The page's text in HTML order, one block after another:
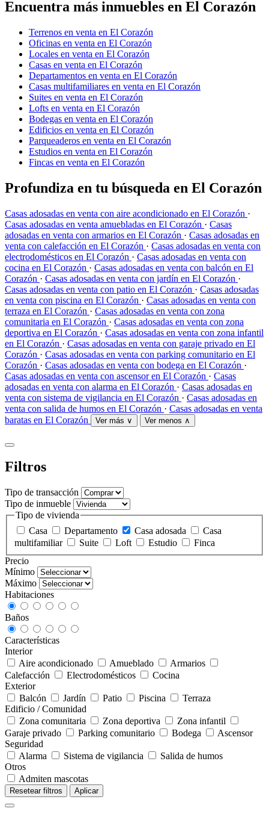
Encuentra más inmuebles en El Corazón
Terrenos en venta en El Corazón
Oficinas en venta en El Corazón
Locales en venta en El Corazón
Casas en venta en El Corazón
Departamentos en venta en El Corazón
Casas multifamiliares en venta en El Corazón
Suites en venta en El Corazón
Lofts en venta en El Corazón
Bodegas en venta en El Corazón
Edificios en venta en El Corazón
Parqueaderos en venta en El Corazón
Estudios en venta en El Corazón
Fincas en venta en El Corazón
Profundiza en tu búsqueda en El Corazón
Casas adosadas en venta con aire acondicionado en El Corazón ·
Casas adosadas en venta amuebladas en El Corazón · Casas
adosadas en venta con armarios en El Corazón · Casas adosadas en
venta con calefacción en El Corazón · Casas adosadas en venta con
electrodomésticos en El Corazón · Casas adosadas en venta con
cocina en El Corazón · Casas adosadas en venta con balcón en El
Corazón · Casas adosadas en venta con jardín en El Corazón ·
Casas adosadas en venta con patio en El Corazón · Casas adosadas
en venta con piscina en El Corazón · Casas adosadas en venta con
terraza en El Corazón · Casas adosadas en venta con zona
comunitaria en El Corazón · Casas adosadas en venta con zona
deportiva en El Corazón · Casas adosadas en venta con zona infantil
en El Corazón · Casas adosadas en venta con garaje privado en El
Corazón · Casas adosadas en venta con parking comunitario en El
Corazón · Casas adosadas en venta con bodega en El Corazón ·
Casas adosadas en venta con ascensor en El Corazón · Casas
adosadas en venta con alarma en El Corazón · Casas adosadas en
venta con sistema de vigilancia en El Corazón · Casas adosadas en
venta con salida de humos en El Corazón · Casas adosadas en venta
baratas en El Corazón
Ver más ∨ Ver menos ∧
Filtros
Tipo de transacción
Tipo de inmueble
Tipo de vivienda
Casa
Departamento Casa adosada
multifamiliar
Suite Loft Estudio
Finca
Precio
Mínimo
Máximo
Habitaciones
Baños
Características
Interior
Aire acondicionado
Amueblado
Armarios
Calefacción
Electrodomésticos
Cocina
Exterior
Balcón
Jardín Patio Piscina
Terraza
Edificio / Comunidad
Zona comunitaria
Zona deportiva
Zona infantil
Garaje privado
Parking comunitario Bodega
Ascensor
Seguridad
Alarma
Sistema de vigilancia
Salida de humos
Otros
Admiten mascotas
Resetear filtros Aplicar